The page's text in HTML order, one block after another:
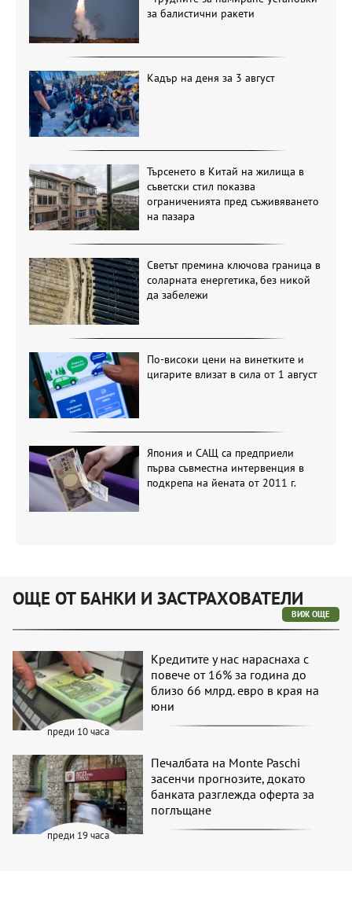
за балистични ракети
Кадър на деня за 3 август
Търсенето в Китай на жилища в
съветски стил показва
ограниченията пред съживяването
на пазара
Светът премина ключова граница в
соларната енергетика, без никой
да забележи
По-високи цени на винетките и
цигарите влизат в сила от 1 август
Япония и САЩ са предприели
първа съвместна интервенция в
подкрепа на йената от 2011 г.
ОЩЕ ОТ БАНКИ И ЗАСТРАХОВАТЕЛИ
ВИЖ ОЩЕ
преди 10 часа
Кредитите у нас нараснаха с
повече от 16% за година до
близо 66 млрд. евро в края на
юни
преди 19 часа
Печалбата на Monte Paschi
засенчи прогнозите, докато
банката разглежда оферта за
поглъщане